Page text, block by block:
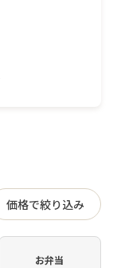
価格で絞り込み
お弁当